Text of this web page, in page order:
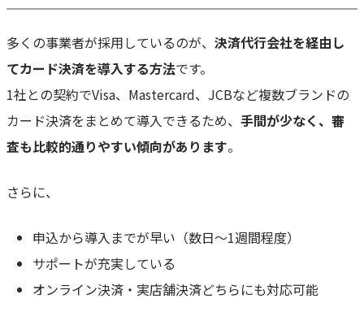
多くの事業者が採用しているのが、 決済代行会社を経由し
てカード決済を導入する方法です。
1社との契約でVisa、Mastercard、JCBなど複数ブランドの
カード決済をまとめて導入できるため、 手間が少なく、審
査も比較的通りやすい傾向があります。
さらに、
申込から導入までが早い（数日〜1週間程度）
サポートが充実している
オンライン決済・実店舗決済どちらにも対応可能